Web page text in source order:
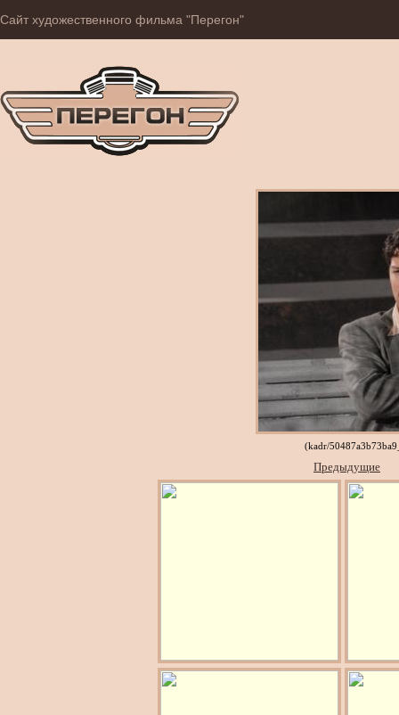
Сайт художественного фильма "Перегон"
(kadr/
Предыдущие